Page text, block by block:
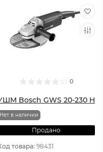
0
Bosch GWS 20-230 H
Нет в наличии
Продано
товара: 98431